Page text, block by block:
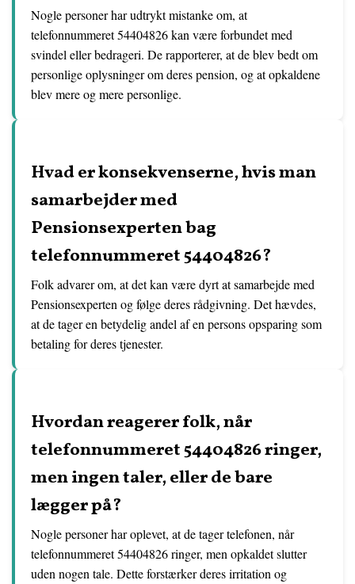
Nogle personer har udtrykt mistanke om, at
telefonnummeret 54404826 kan være forbundet med
svindel eller bedrageri. De rapporterer, at de blev bedt om
personlige oplysninger om deres pension, og at opkaldene
blev mere og mere personlige.
Hvad er konsekvenserne, hvis man
samarbejder med
Pensionsexperten bag
telefonnummeret 54404826?
Folk advarer om, at det kan være dyrt at samarbejde med
Pensionsexperten og følge deres rådgivning. Det hævdes,
at de tager en betydelig andel af en persons opsparing som
betaling for deres tjenester.
Hvordan reagerer folk, når
telefonnummeret 54404826 ringer,
men ingen taler, eller de bare
lægger på?
Nogle personer har oplevet, at de tager telefonen, når
telefonnummeret 54404826 ringer, men opkaldet slutter
uden nogen tale. Dette forstærker deres irritation og